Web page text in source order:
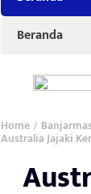
Beranda
Home /
Australia Jajaki